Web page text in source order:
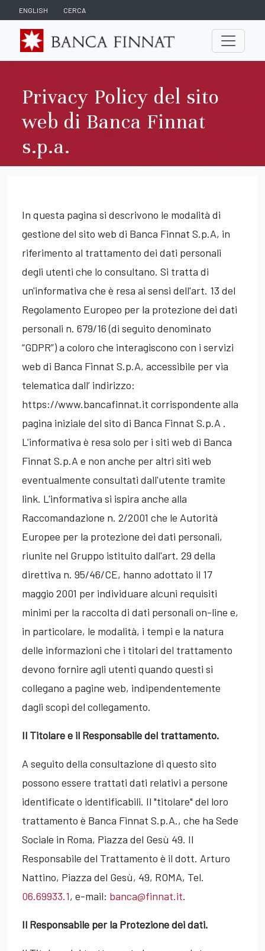
ENGLISH CERCA
Privacy Policy del sito
web di Banca Finnat
s.p.a.
In questa pagina si descrivono le modalità di
gestione del sito web di Banca Finnat S.p.A, in
riferimento al trattamento dei dati personali
degli utenti che lo consultano. Si tratta di
un'informativa che è resa ai sensi dell'art. 13 del
Regolamento Europeo per la protezione dei dati
personali n. 679/16 (di seguito denominato
“GDPR”) a coloro che interagiscono con i servizi
web di Banca Finnat S.p.A, accessibile per via
telematica dall’ indirizzo:
https://www.bancafinnat.it corrispondente alla
pagina iniziale del sito di Banca Finnat S.p.A .
L'informativa è resa solo per i siti web di Banca
Finnat S.p.A e non anche per altri siti web
eventualmente consultati dall'utente tramite
link. L'informativa si ispira anche alla
Raccomandazione n. 2/2001 che le Autorità
Europee per la protezione dei dati personali,
riunite nel Gruppo istituito dall'art. 29 della
direttiva n. 95/46/CE, hanno adottato il 17
maggio 2001 per individuare alcuni requisiti
minimi per la raccolta di dati personali on-line e,
in particolare, le modalità, i tempi e la natura
delle informazioni che i titolari del trattamento
devono fornire agli utenti quando questi si
collegano a pagine web, indipendentemente
dagli scopi del collegamento.
Il Titolare e il Responsabile del trattamento.
A seguito della consultazione di questo sito
possono essere trattati dati relativi a persone
identificate o identificabili. Il "titolare" del loro
trattamento è Banca Finnat S.p.A., che ha Sede
Sociale in Roma, Piazza del Gesù 49. Il
Responsabile del Trattamento è il dott. Arturo
Nattino, Piazza del Gesù, 49, ROMA, Tel.
06.69933.1, e-mail: banca@finnat.it.
Il Responsabile per la Protezione dei dati.